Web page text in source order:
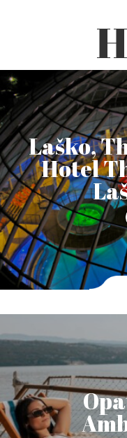
Laško,
Hotel